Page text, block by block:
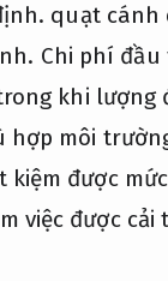
quạt cánh
Chi phí
khi lượng
hợp môi
kiệm được
việc được cải